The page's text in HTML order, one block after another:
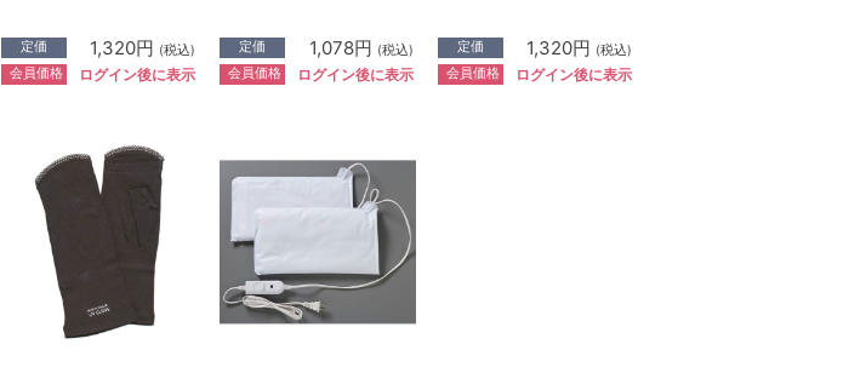
定価 1,320円 (税込)
会員価格 ログイン後に表示
定価 1,078円 (税込)
会員価格 ログイン後に表示
定価 1,320円 (税込)
会員価格 ログイン後に表示